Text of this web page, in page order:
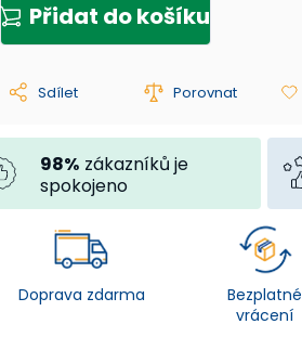
Přidat do košíku
Sdílet Porovnat
98% zákazníků je
spokojeno
Doprava zdarma
Bezplatné
vrácení